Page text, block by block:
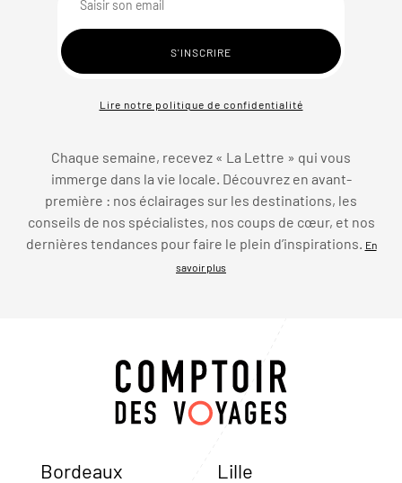
Lire notre politique de confidentialité
Chaque semaine, recevez « La Lettre » qui vous
immerge dans la vie locale. Découvrez en avant-
première : nos éclairages sur les destinations, les
conseils de nos spécialistes, nos coups de cœur, et nos
dernières tendances pour faire le plein d’inspirations.
En
savoir plus
Bordeaux Lille